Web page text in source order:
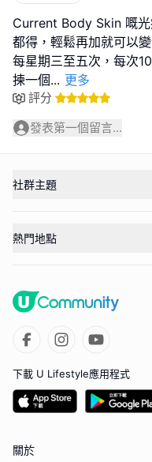
Current Body Skin 嘅
都得，輕鬆再加就可以
每星期三至五次，每次
揀一個... 更多
評分
發表第一個留言...
社群主題
熱門地點
下載 U Lifestyle應用程式
關於